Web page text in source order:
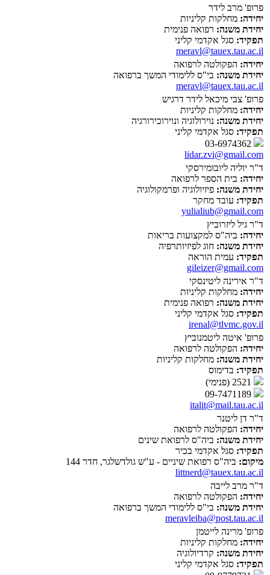
פרופ' מרב לידר
יחידה: מחלקות קליניות
יחידת משנה: רפואה פנימית
תפקיד: סגל אקדמי קליני
meravl@tauex.tau.ac.il
יחידה: הפקולטה לרפואה
יחידת משנה: בי"ס ללימודי המשך ברפואה
meravl@tauex.tau.ac.il
פרופ' צבי מיכאל לידר דרגיש
יחידה: מחלקות קליניות
יחידת משנה: נוירולוגיה ונוירוכירורגיה
תפקיד: סגל אקדמי קליני
lidar.zvi@gmail.com
ד"ר יוליה ליובומירסקי
יחידה: בית הספר לרפואה
יחידת משנה: פיזיולוגיה ופרמקולוגיה
תפקיד: עובד מחקר
yulialiub@gmail.com
ד"ר גיל ליזרוביץ
יחידה: ביה"ס למקצועות בריאות
יחידת משנה: חוג לפיזיותרפיה
תפקיד: עמית הוראה
gileizer@gmail.com
ד"ר אירינה ליטינסקי
יחידה: מחלקות קליניות
יחידת משנה: רפואה פנימית
תפקיד: סגל אקדמי קליני
irenal@tlvmc.gov.il
פרופ' איטה ליטמנוביץ
יחידה: הפקולטה לרפואה
יחידת משנה: מחלקות קליניות
תפקיד: בדימוס
italit@mail.tau.ac.il
ד"ר דן ליטנר
יחידה: הפקולטה לרפואה
יחידת משנה: ביה"ס לרפואת שינים
תפקיד: סגל אקדמי בכיר
מיקום: ביה"ס רפואת שיניים - ע"ש גולדשלגר, חדר 144
littnerd@tauex.tau.ac.il
ד"ר מרב לייבה
יחידה: הפקולטה לרפואה
יחידת משנה: בי"ס ללימודי המשך ברפואה
meravleiba@post.tau.ac.il
פרופ' מרינה לייטמן
יחידה: מחלקות קליניות
יחידת משנה: קרדיולוגיה
תפקיד: סגל אקדמי קליני